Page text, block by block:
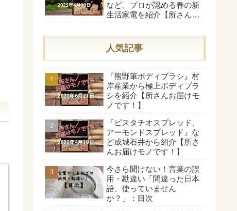
など、プロが認める春の新
生活家電を紹介【所さんお
人気記事
『熊野筆ボディブラシ』村
岸産業から極上ボディブラ
シを紹介【所さんお届けモ
ノです！】
『ピスタチオスプレッド、
アーモンドスプレッド』な
ど成城石井から紹介【所さ
んお届けモノです！】
今さら聞けない！言葉の誤
用・勘違い「間違った日本
語、使っていません
か？」：目次